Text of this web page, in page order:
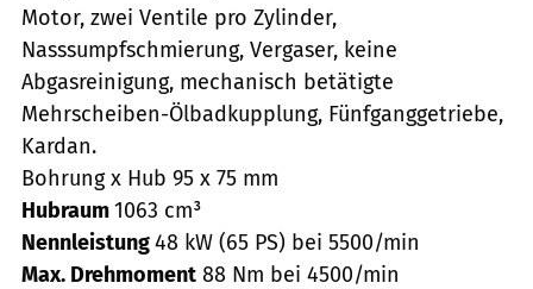
Motor, zwei Ventile pro Zylinder,
Nasssumpfschmierung, Vergaser, keine
Abgasreinigung, mechanisch betätigte
Mehrscheiben-Ölbadkupplung, Fünfganggetriebe,
Kardan.
Bohrung x Hub 95 x 75 mm
Hubraum1063 cm³
Nennleistung48 kW (65 PS) bei 5500/min
Max. Drehmoment 88 Nm bei 4500/min